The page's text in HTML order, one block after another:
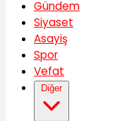
Gündem
Siyaset
Asayiş
Spor
Vefat
Diğer